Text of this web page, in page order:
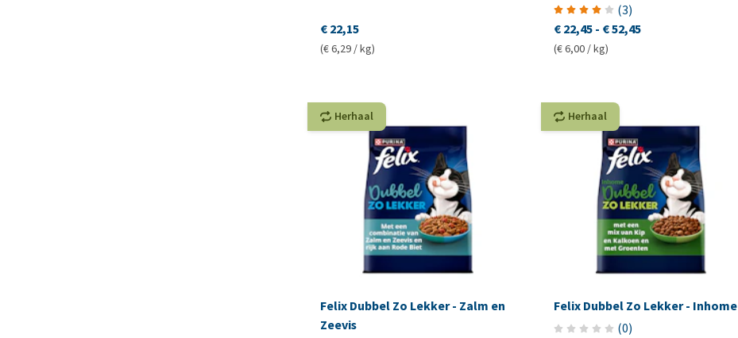
€ 22,15
(€ 6,29 / kg)
(3)
€ 22,45 - € 52,45
(€ 6,00 / kg)
Herhaal
Felix Dubbel Zo Lekker - Zalm en
Zeevis
Herhaal
Felix Dubbel Zo Lekker - Inhome
(0)